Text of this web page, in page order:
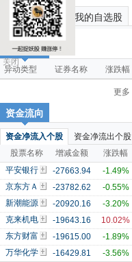
关闭
最近浏览个股 我的自选股
市场雷达
异动类型 证券名称 涨跌幅
更多
资金流向
资金净流入个股
资金净流出个股
股票名称
增减金额
涨跌幅
平安银行
-27663.94
-1.49%
京东方Ａ
-23782.62
-0.55%
新潮能源
-20920.16
-3.20%
克来机电
-19643.16
10.02%
东方财富
-19615.00
-1.89%
万华化学
-16429.81 -3.56%